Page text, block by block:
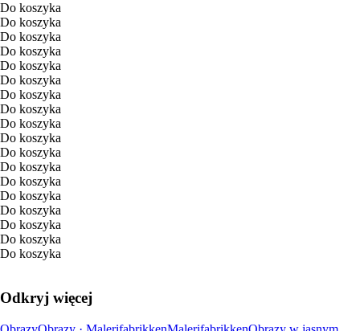
Do koszyka
Do koszyka
Do koszyka
Do koszyka
Do koszyka
Do koszyka
Do koszyka
Do koszyka
Do koszyka
Do koszyka
Do koszyka
Do koszyka
Do koszyka
Do koszyka
Do koszyka
Do koszyka
Do koszyka
Do koszyka
Odkryj więcej